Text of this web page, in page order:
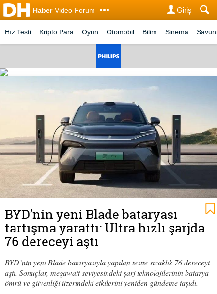
Haber Video Forum Giriş
Hız Testi Kripto Para Oyun Otomobil Bilim Sinema
BYD’nin yeni Blade bataryası
tartışma yarattı: Ultra hızlı şarjda
76 dereceyi aştı
BYD’nin yeni Blade bataryasıyla yapılan testte sıcaklık 76 dereceyi
aştı. Sonuçlar, megawatt seviyesindeki şarj teknolojilerinin batarya
ömrü ve güvenliği üzerindeki etkilerini yeniden gündeme taşıdı.